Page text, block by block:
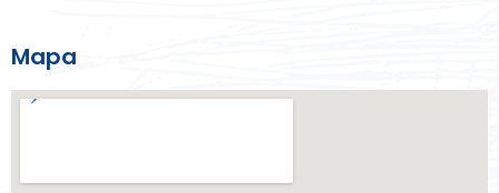
Mapa